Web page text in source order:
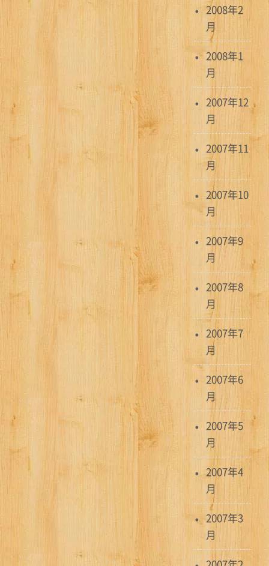
2008年2
月
2008年1
月
2007年12
月
2007年11
月
2007年10
月
2007年9
月
2007年8
月
2007年7
月
2007年6
月
2007年5
月
2007年4
月
2007年3
月